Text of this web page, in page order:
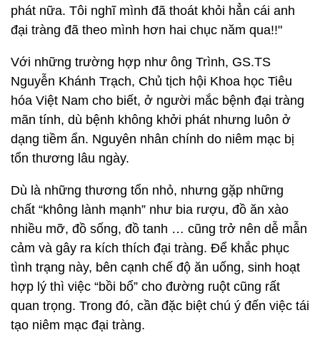
phát nữa. Tôi nghĩ mình đã thoát khỏi hẳn cái anh
đại tràng đã theo mình hơn hai chục năm qua!!"
Với những trường hợp như ông Trình, GS.TS
Nguyễn Khánh Trạch, Chủ tịch hội Khoa học Tiêu
hóa Việt Nam cho biết, ở người mắc bệnh đại tràng
mãn tính, dù bệnh không khởi phát nhưng luôn ở
dạng tiềm ẩn. Nguyên nhân chính do niêm mạc bị
tổn thương lâu ngày.
Dù là những thương tổn nhỏ, nhưng gặp những
chất “không lành mạnh” như bia rượu, đồ ăn xào
nhiều mỡ, đồ sống, đồ tanh … cũng trở nên dễ mẫn
cảm và gây ra kích thích đại tràng. Để khắc phục
tình trạng này, bên cạnh chế độ ăn uống, sinh hoạt
hợp lý thì việc “bồi bổ” cho đường ruột cũng rất
quan trọng. Trong đó, cần đặc biệt chú ý đến việc tái
tạo niêm mạc đại tràng.